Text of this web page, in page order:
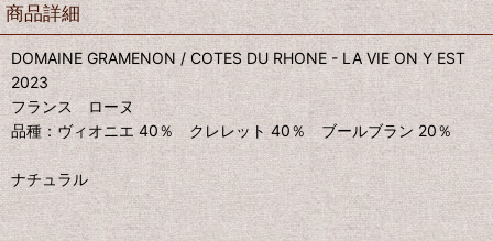
商品詳細
DOMAINE GRAMENON / COTES DU RHONE - LA VIE ON Y EST
2023
フランス ローヌ
品種：ヴィオニエ 40％ クレレット 40％ ブールブラン 20％
ナチュラル